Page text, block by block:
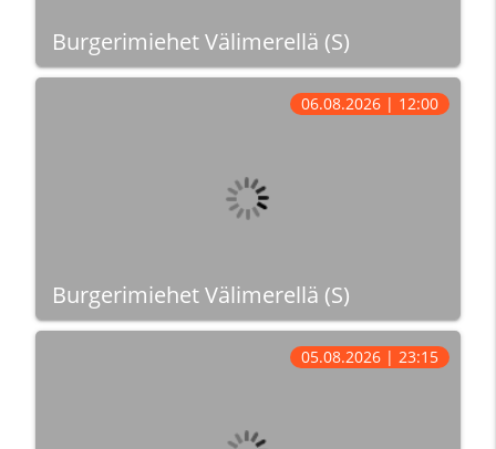
Burgerimiehet Välimerellä (S)
Burgerimiehet Välimerellä (S)
06.08.2026 | 12:00
05.08.2026 | 23:15